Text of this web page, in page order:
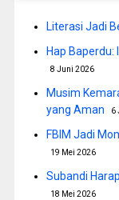
Literasi Jadi
Hap
8 Juni 2026
Musim
yang Aman
6
FBIM Jadi
19 Mei 2026
Subandi
18 Mei 2026